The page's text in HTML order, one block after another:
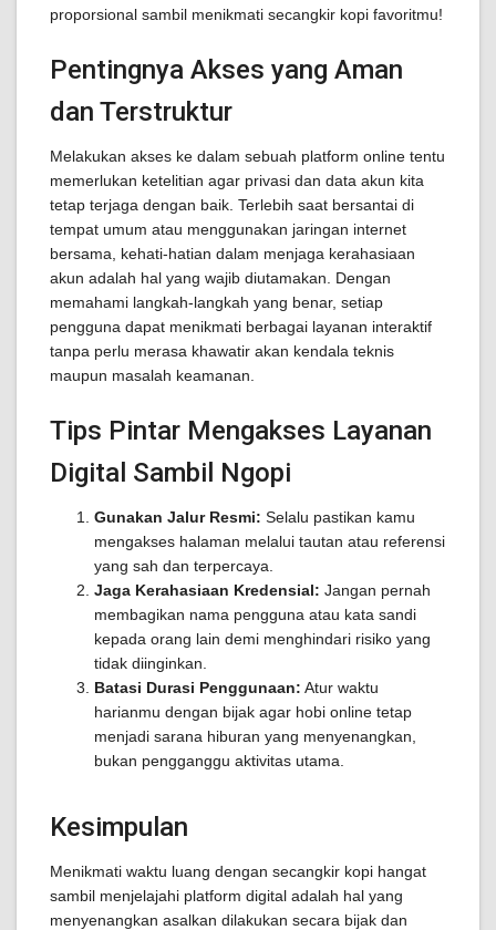
proporsional sambil menikmati secangkir kopi favoritmu!
Pentingnya Akses yang Aman
dan Terstruktur
Melakukan akses ke dalam sebuah platform online tentu
memerlukan ketelitian agar privasi dan data akun kita
tetap terjaga dengan baik. Terlebih saat bersantai di
tempat umum atau menggunakan jaringan internet
bersama, kehati-hatian dalam menjaga kerahasiaan
akun adalah hal yang wajib diutamakan. Dengan
memahami langkah-langkah yang benar, setiap
pengguna dapat menikmati berbagai layanan interaktif
tanpa perlu merasa khawatir akan kendala teknis
maupun masalah keamanan.
Tips Pintar Mengakses Layanan
Digital Sambil Ngopi
Gunakan Jalur Resmi: Selalu pastikan kamu
mengakses halaman melalui tautan atau referensi
yang sah dan terpercaya.
Jaga Kerahasiaan Kredensial: Jangan pernah
membagikan nama pengguna atau kata sandi
kepada orang lain demi menghindari risiko yang
tidak diinginkan.
Batasi Durasi Penggunaan: Atur waktu
harianmu dengan bijak agar hobi online tetap
menjadi sarana hiburan yang menyenangkan,
bukan pengganggu aktivitas utama.
Kesimpulan
Menikmati waktu luang dengan secangkir kopi hangat
sambil menjelajahi platform digital adalah hal yang
menyenangkan asalkan dilakukan secara bijak dan